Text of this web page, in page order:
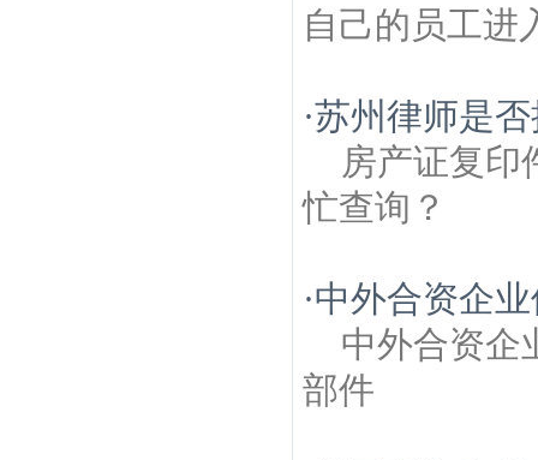
自己的员工进
·苏州律师是
房产证复印
忙查询？
·中外合资企
中外合资企
部件